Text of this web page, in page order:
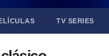
TV SERIES